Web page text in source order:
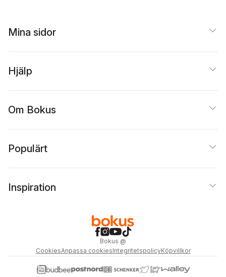
Mina sidor
Hjälp
Om Bokus
Populärt
Inspiration
Bokus @
CookiesAnpassa cookiesIntegritetspolicyKöpvillkor